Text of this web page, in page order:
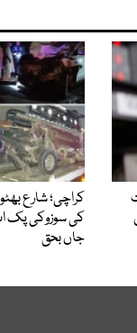
کراچی؛ شارع بھٹو
کی سوزوکی پک
جاں بحق